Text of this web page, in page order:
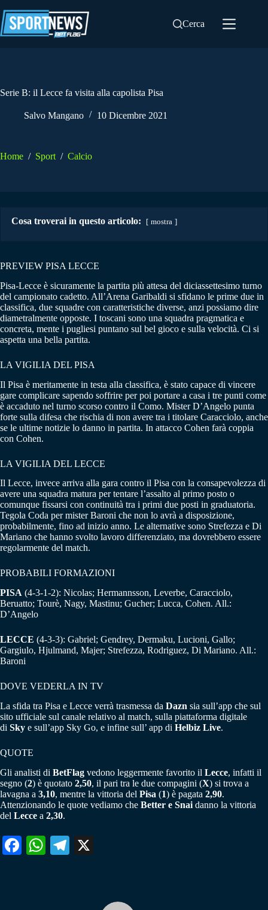
al
contenuto
Cerca
Serie B: il Lecce fa visita alla capolista Pisa
Salvo Mangano 10 Dicembre 2021
Home / Sport / Calcio
Cosa troverai in questo articolo: mostra
PREVIEW PISA LECCE
Pisa-Lecce è sicuramente la partita più attesa del diciassettesimo turno
del campionato cadetto. All’Arena Garibaldi si sfidano le prime due in
classifica, due squadre con caratteristiche diverse, anzi possiamo dire
diametralmente opposte. I toscani sono una squadra pragmatica e
concreta, mente i pugliesi puntano sul bel gioco e sulla velocità. Ci si
aspetta una bella partita.
LA VIGILIA DEL PISA
Il Pisa è meritamente in testa alla classifica, è stato capace di vincere
gare complicare sapendo soffrire per poi portare a casa i tre punti come
è accaduto nel turno scorso contro il Como. Mister D’Angelo punta
forte sulla difesa che rischia di non avere tra i titolare Caracciolo, anche
se le ultime notizie lo danno in partita. In attacco Cohen farà coppia
con Cohen.
LA VIGILIA DEL LECCE
Il Lecce, invece arriva alla gara contro il Pisa con la consapevolezza di
avere una squadra matura per tentare l’assalto al primo posto o
comunque fissarsi con continuità tra i primi due posti in graduatoria.
Tegola Coda per mister Baroni che non lo avrà a disposizione,
probabilmente, fino ad inizio anno. Le alternative sono Strefezza e Di
Mariano che hanno svolto lavoro differenziato, ma dovrebbero essere
regolarmente del match.
PROBABILI FORMAZIONI
PISA (4-3-1-2): Nicolas; Hermannsson, Leverbe, Caracciolo,
Beruatto; Tourè, Nagy, Mastinu; Gucher; Lucca, Cohen. All.:
D’Angelo
LECCE (4-3-3): Gabriel; Gendrey, Dermaku, Lucioni, Gallo;
Gargiulo, Hjulmand, Majer; Strefezza, Rodriguez, Di Mariano. All.:
Baroni
DOVE VEDERLA IN TV
La sfida tra Pisa e Lecce verrà trasmessa da Dazn sia sull’app che sul
sito ufficiale sul canale relativo al match, sulla piattaforma digitale
di Sky e sull’app Sky Go, e infine sull’ app di Helbiz Live.
QUOTE
Gli analisti di BetFlag vedono leggermente favorito il Lecce, infatti il
segno (2) è quotato 2,50, il pari tra le due compagini (X) si trova a
lavagna a 3,10, mentre la vittoria del Pisa (1) è pagata 2,90.
Attenzionando le quote vediamo che Better e Snai danno la vittoria
del Lecce a 2,30.
Fa W
Te